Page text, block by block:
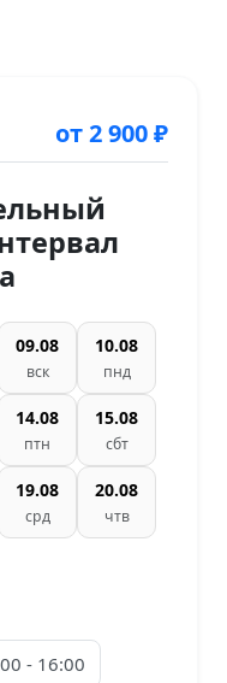
от 2 900 ₽
09.08
вск
10.08
пнд
14.08
птн
15.08
сбт
19.08
срд
20.08
чтв
12:00 - 16:00